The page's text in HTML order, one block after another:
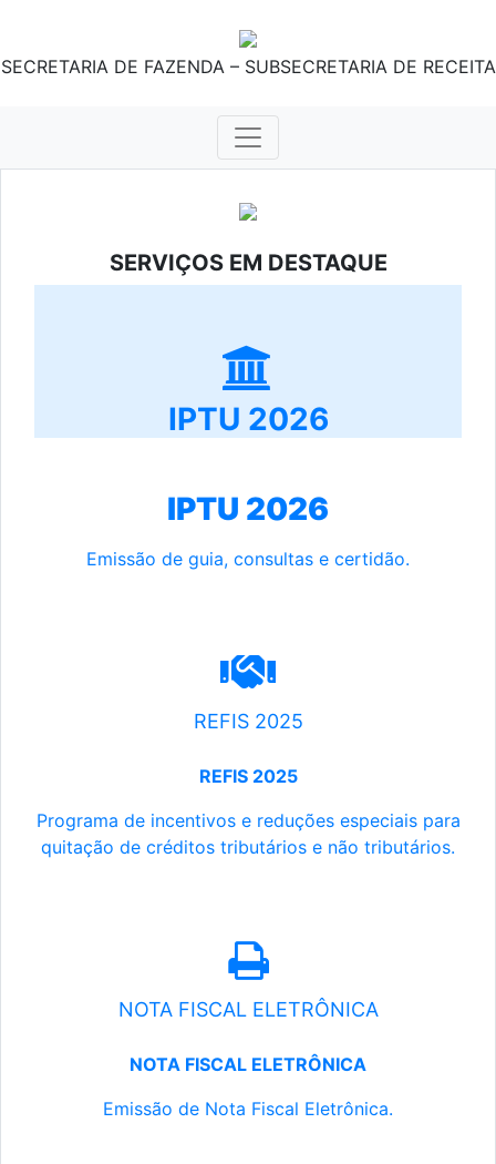
SECRETARIA DE FAZENDA – SUBSECRETARIA DE RECEITA
SERVIÇOS EM DESTAQUE
IPTU 2026
IPTU 2026
Emissão de guia, consultas e certidão.
REFIS 2025
REFIS 2025
Programa de incentivos e reduções especiais para
quitação de créditos tributários e não tributários.
NOTA FISCAL ELETRÔNICA
NOTA FISCAL ELETRÔNICA
Emissão de Nota Fiscal Eletrônica.